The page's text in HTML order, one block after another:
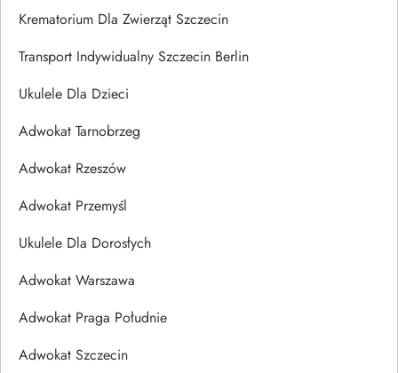
Krematorium Dla Zwierząt Szczecin
Transport Indywidualny Szczecin Berlin
Ukulele Dla Dzieci
Adwokat Tarnobrzeg
Adwokat Rzeszów
Adwokat Przemyśl
Ukulele Dla Dorosłych
Adwokat Warszawa
Adwokat Praga Południe
Adwokat Szczecin